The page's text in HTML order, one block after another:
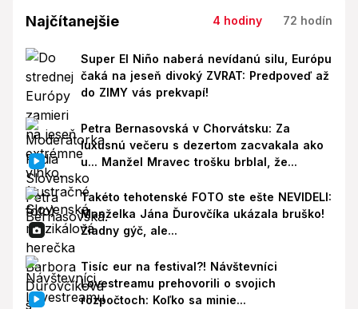
Najčítanejšie 4 hodiny 72 hodín
Super El Niño naberá nevídanú silu, Európu
čaká na jeseň divoký ZVRAT: Predpoveď až
do ZIMY vás prekvapí!
Petra Bernasovská v Chorvátsku: Za
luxusnú večeru s dezertom zacvakala ako
u... Manžel Mravec trošku brblal, že...
Takéto tehotenské FOTO ste ešte NEVIDELI:
Manželka Jána Ďurovčíka ukázala bruško!
Žiadny gýč, ale...
Tisíc eur na festival?! Návštevníci
Lovestreamu prehovorili o svojich
rozpočtoch: Koľko sa minie...